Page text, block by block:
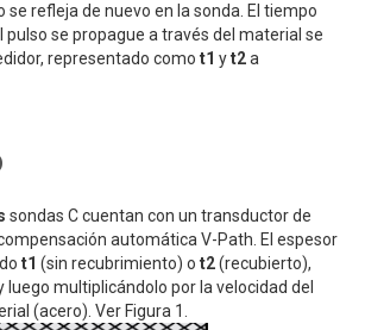
se refleja de nuevo en la sonda. El tiempo
pulso se propague a través del material se
representado como t1 yt2a
sondas C cuentan con un transductor de
automática V-Path. El espesor
t1 (sin recubrimiento) o t2(recubierto),
luego multiplicándolo por la velocidad del
(acero). Ver Figura 1.